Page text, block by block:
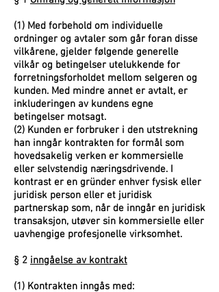
(1) Med forbehold om individuelle
ordninger og avtaler som går foran disse
vilkårene, gjelder følgende generelle
vilkår og betingelser utelukkende for
forretningsforholdet mellom selgeren og
kunden. Med mindre annet er avtalt, er
inkluderingen av kundens egne
betingelser motsagt.
(2) Kunden er forbruker i den utstrekning
han inngår kontrakten for formål som
hovedsakelig verken er kommersielle
eller selvstendig næringsdrivende. I
kontrast er en gründer enhver fysisk eller
juridisk person eller et juridisk
partnerskap som, når de inngår en juridisk
transaksjon, utøver sin kommersielle eller
uavhengige profesjonelle virksomhet.
§ 2 inngåelse av kontrakt
(1) Kontrakten inngås med: